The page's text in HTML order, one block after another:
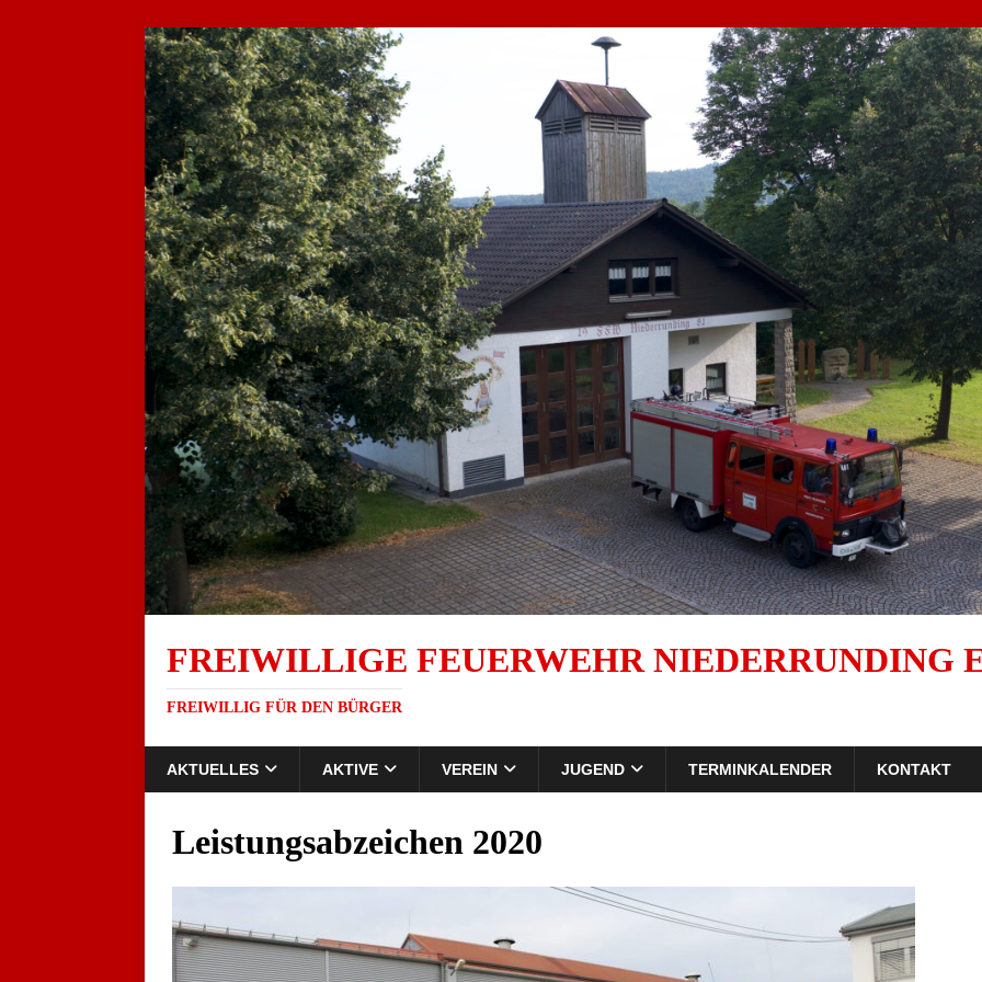
FREIWILLIGE FEUERWEHR NIEDERRUNDING
FREIWILLIG FÜR DEN BÜRGER
AKTUELLES AKTIVE VEREIN JUGEND TERMINKALENDER KONTAKT
Leistungsabzeichen 2020